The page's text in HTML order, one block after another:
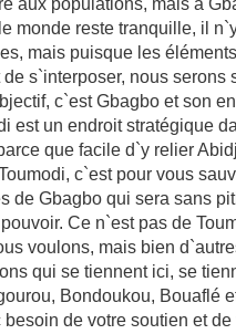
aux populations, mais à
monde reste tranquille, il
mais puisque les
de s`interposer, nous serons
c`est Gbagbo et son
est un endroit stratégique
que facile d`y relier
c`est pour vous
de Gbagbo qui sera sans
Ce n`est pas de
voulons, mais bien
qui se tiennent ici, se
Bondoukou, Bouaflé
besoin de votre soutien et de